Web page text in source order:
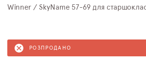
Winner / SkyName 57-69 для
РОЗПРОДАНО